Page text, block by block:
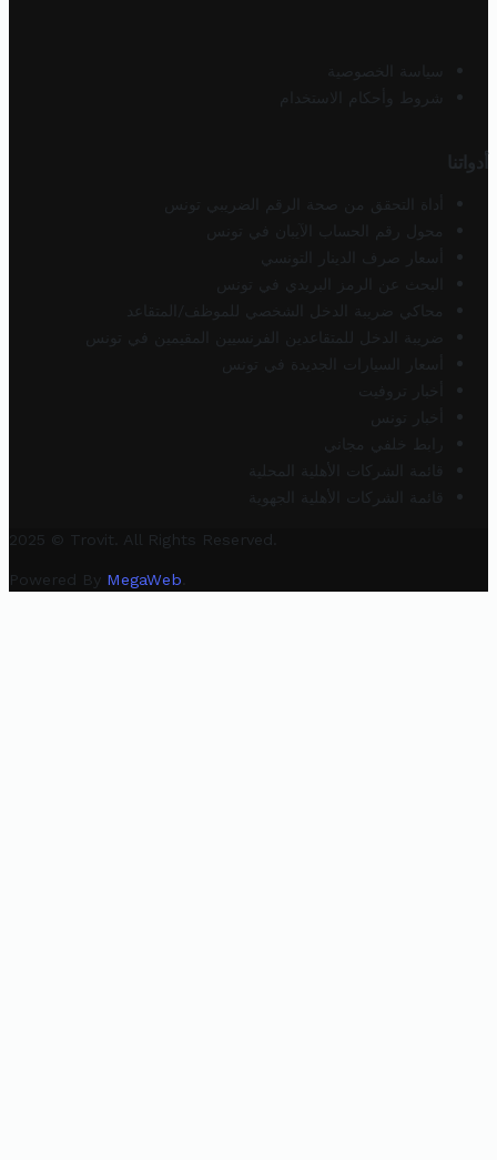
سياسة الخصوصية
شروط وأحكام الاستخدام
أدواتنا
أداة التحقق من صحة الرقم الضريبي تونس
محول رقم الحساب الآيبان في تونس
أسعار صرف الدينار التونسي
البحث عن الرمز البريدي في تونس
محاكي ضريبة الدخل الشخصي للموظف/المتقاعد
ضريبة الدخل للمتقاعدين الفرنسيين المقيمين في تونس
أسعار السيارات الجديدة في تونس
أخبار تروفيت
أخبار تونس
رابط خلفي مجاني
قائمة الشركات الأهلية المحلية
قائمة الشركات الأهلية الجهوية
2025 © Trovit. All Rights Reserved.
Powered By MegaWeb